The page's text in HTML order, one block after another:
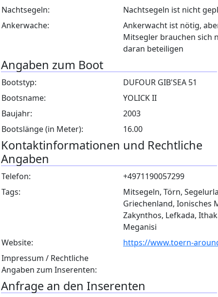
Nachtsegeln:
Nachtsegeln ist nicht
Ankerwache:
Ankerwacht ist nötig,
Mitsegler brauchen sich
daran beteiligen
Angaben zum Boot
Bootstyp:
DUFOUR GIB'SEA 51
Bootsname:
YOLICK II
Baujahr:
2003
Bootslänge (in Meter):
16.00
Kontaktinformationen und Rechtliche
Angaben
Telefon:
+4971190057299
Tags:
Mitsegeln, Törn,
Griechenland, Ionisches
Zakynthos, Lefkada,
Meganisi
Website:
https://www.toern-
Impressum / Rechtliche
Angaben zum Inserenten:
Anfrage an den Inserenten